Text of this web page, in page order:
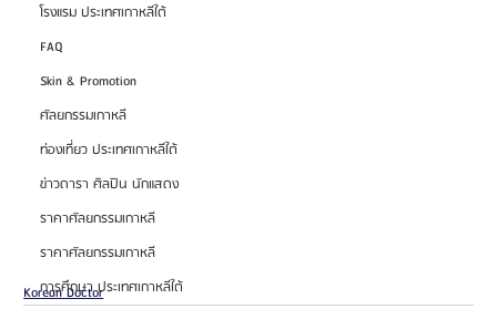
โรงแรม ประเทศเกาหลีใต้
FAQ
Skin & Promotion
ศัลยกรรมเกาหลี
ท่องเที่ยว ประเทศเกาหลีใต้
ข่าวดารา ศิลปิน นักแสดง
ราคาศัลยกรรมเกาหลี
ราคาศัลยกรรมเกาหลี
การศึกษา ประเทศเกาหลีใต้
Korean Doctor